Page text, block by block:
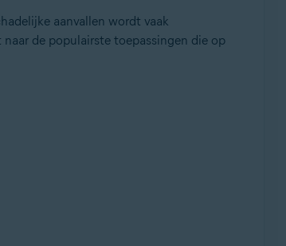
aanvallen wordt vaak
de populairste toepassingen die op